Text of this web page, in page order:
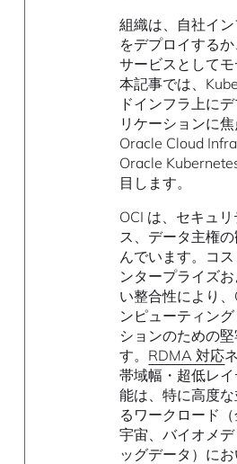
組織は、自社イ
をデプロイする
サービスとしてモ
本記事では、
ドインフラ上に
リケーションに
Oracle Cloud
Oracle
目します。
OCI は、セキュ
ス、データ主権
んでいます。コ
ンタープライズ
い整合性により
ンピューティン
ションのための
す。 RDMA 対応
帯域幅・超低レ
能は、特に高度
るワークロード
宇宙、バイオメ
ッグデータ）にお